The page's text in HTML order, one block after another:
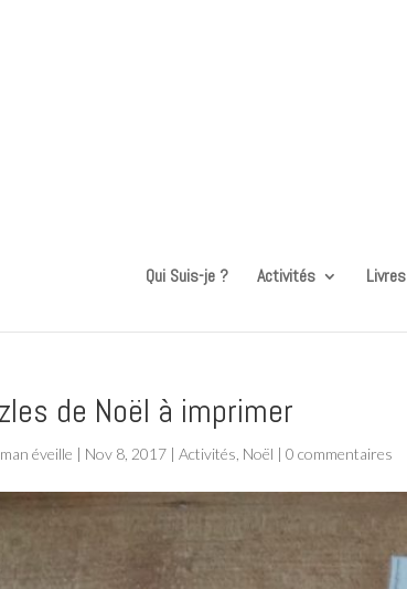
Qui Suis-je ? Activités Livres
de Noël à imprimer
éveille | Nov 8, 2017 |Activités Noël |0 commentaires